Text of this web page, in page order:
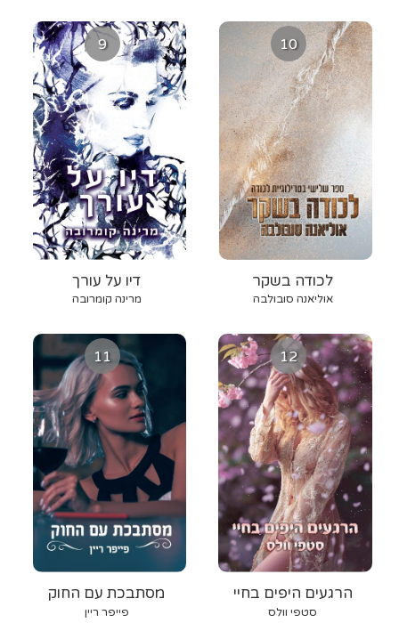
9
דיו על עורך
מרינה קומרובה
10
לכודה בשקר
אוליאנה סובולבה
11
מסתבכת עם החוק
פייפר ריין
12
הרגעים היפים בחיי
סטפי וולס